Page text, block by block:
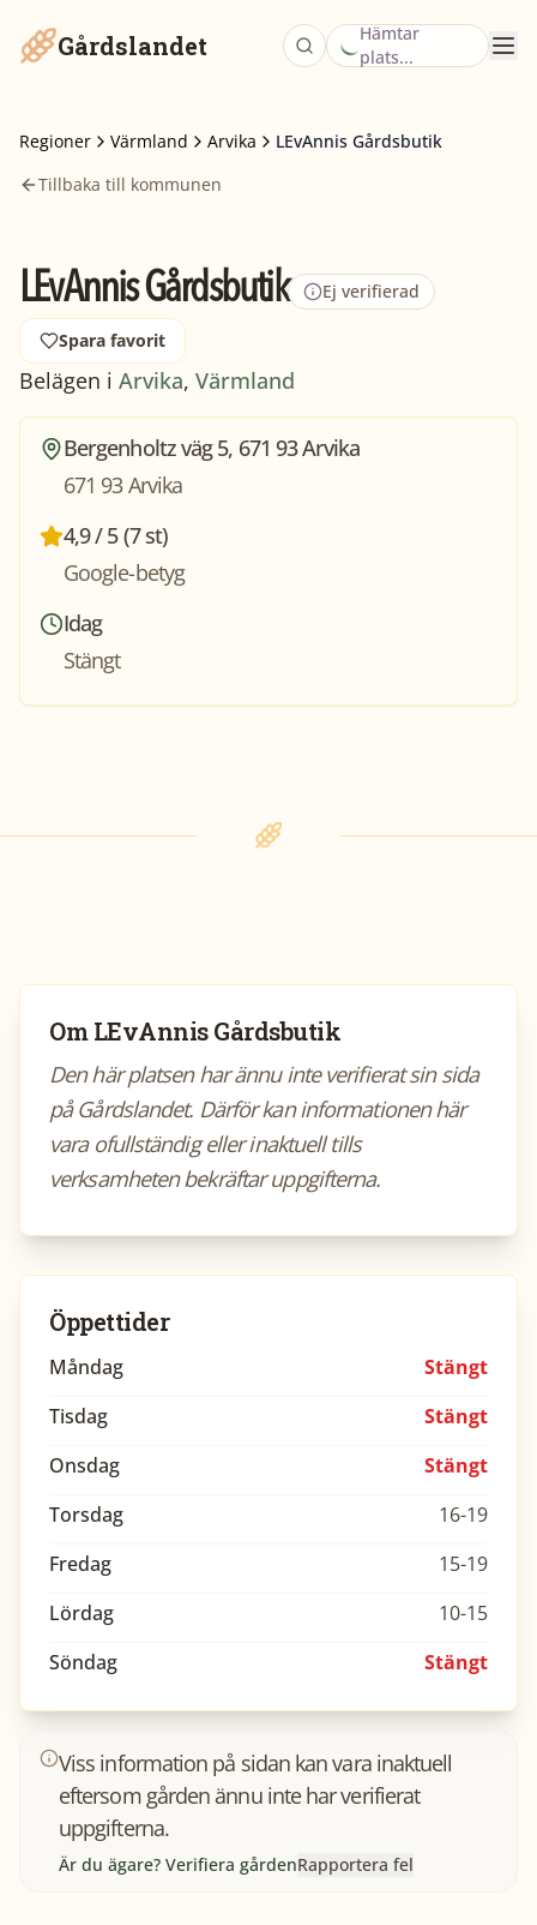
Gårdslandet
Hämtar
plats...
Regioner Värmland Arvika
LEvAnnis Gårdsbutik
Tillbaka till kommunen
LEvAnnis Gårdsbutik Ej verifierad
Spara favorit
Belägen i Arvika, Värmland
Bergenholtz väg 5, 671 93 Arvika
671 93 Arvika
4,9 / 5 (7 st)
Google-betyg
Idag
Stängt
OmLEvAnnis Gårdsbutik
Den här platsen har ännu inte verifierat sin sida
på Gårdslandet. Därför kan informationen här
vara ofullständig eller inaktuell tills
verksamheten bekräftar uppgifterna.
Öppettider
Måndag
Stängt
Tisdag
Stängt
Onsdag
Stängt
Torsdag
16-19
Fredag
15-19
Lördag
10-15
Söndag
Stängt
Viss information på sidan kan vara inaktuell
eftersom gården ännu inte har verifierat
uppgifterna.
Är du ägare? Verifiera gårdenRapportera fel